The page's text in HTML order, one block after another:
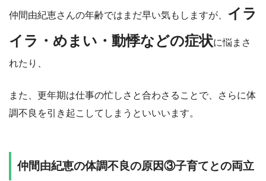
仲間由紀恵さんの年齢ではまだ早い気もしますが、 イラ
イラ・めまい・動悸などの症状に悩まさ
れたり、
また、更年期は仕事の忙しさと合わさることで、さらに体
調不良を引き起こしてしまうといいいます。
仲間由紀恵の体調不良の原因③子育てとの両立